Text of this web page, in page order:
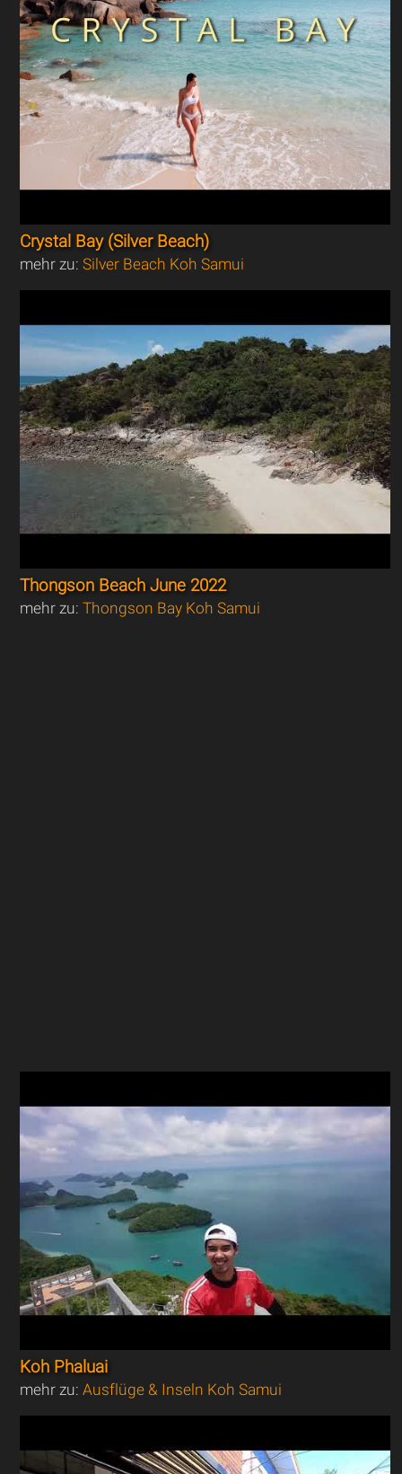
Crystal Bay (Silver Beach)
mehr zu:Silver Beach Koh Samui
Thongson Beach June 2022
mehr zu:Thongson Bay Koh Samui
Koh Phaluai
mehr zu:Ausflüge & Inseln Koh Samui